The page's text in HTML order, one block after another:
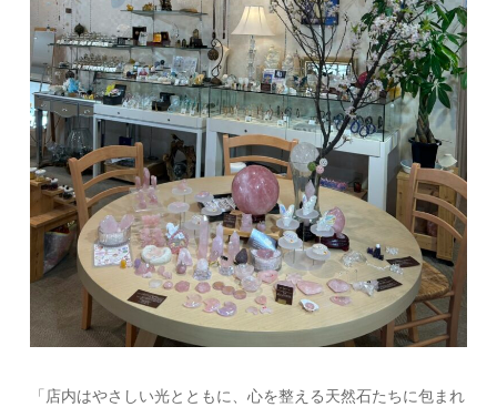
「店内はやさしい光とともに、心を整える天然石たちに包まれ